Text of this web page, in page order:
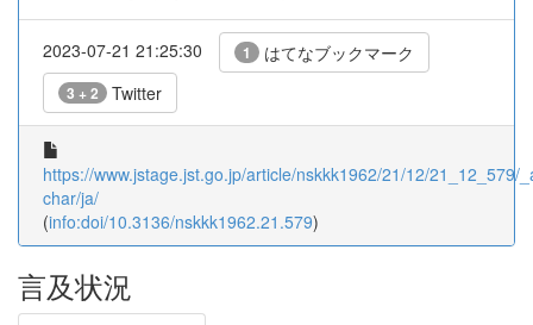
2023-07-21 21:25:30 1 はてなブックマーク
3 + 2 Twitter
https://www.jstage.jst.go.jp/article/nskkk1962/21/12/21_12_579/
char/ja/
(info:doi/10.3136/nskkk1962.21.579)
言及状況